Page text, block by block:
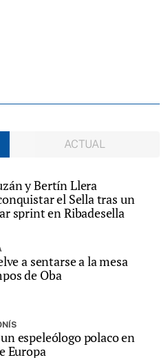
ACTUAL
y Bertín Llera
el Sella tras un
sprint en Ribadesella
a sentarse a la mesa
de Oba
espeleólogo polaco en
Europa